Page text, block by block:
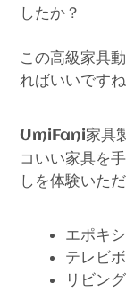
したか？
この高級家具
ればいいですね
UmiFani家具
コいい家具を
しを体験いただ
エポキ
テレビ
リビン